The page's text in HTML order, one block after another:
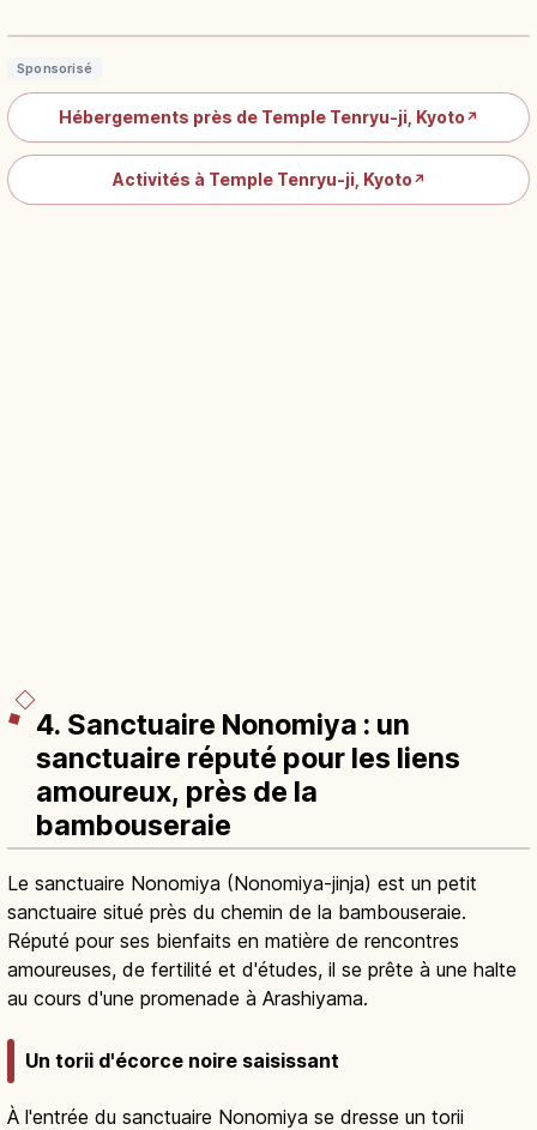
Sponsorisé
Hébergements près de Temple Tenryu-ji, Kyoto ↗
Activités à Temple Tenryu-ji, Kyoto ↗
4. Sanctuaire Nonomiya : un
sanctuaire réputé pour les liens
amoureux, près de la
bambouseraie
Le sanctuaire Nonomiya (Nonomiya-jinja) est un petit
sanctuaire situé près du chemin de la bambouseraie.
Réputé pour ses bienfaits en matière de rencontres
amoureuses, de fertilité et d'études, il se prête à une halte
au cours d'une promenade à Arashiyama.
Un torii d'écorce noire saisissant
À l'entrée du sanctuaire Nonomiya se dresse un torii